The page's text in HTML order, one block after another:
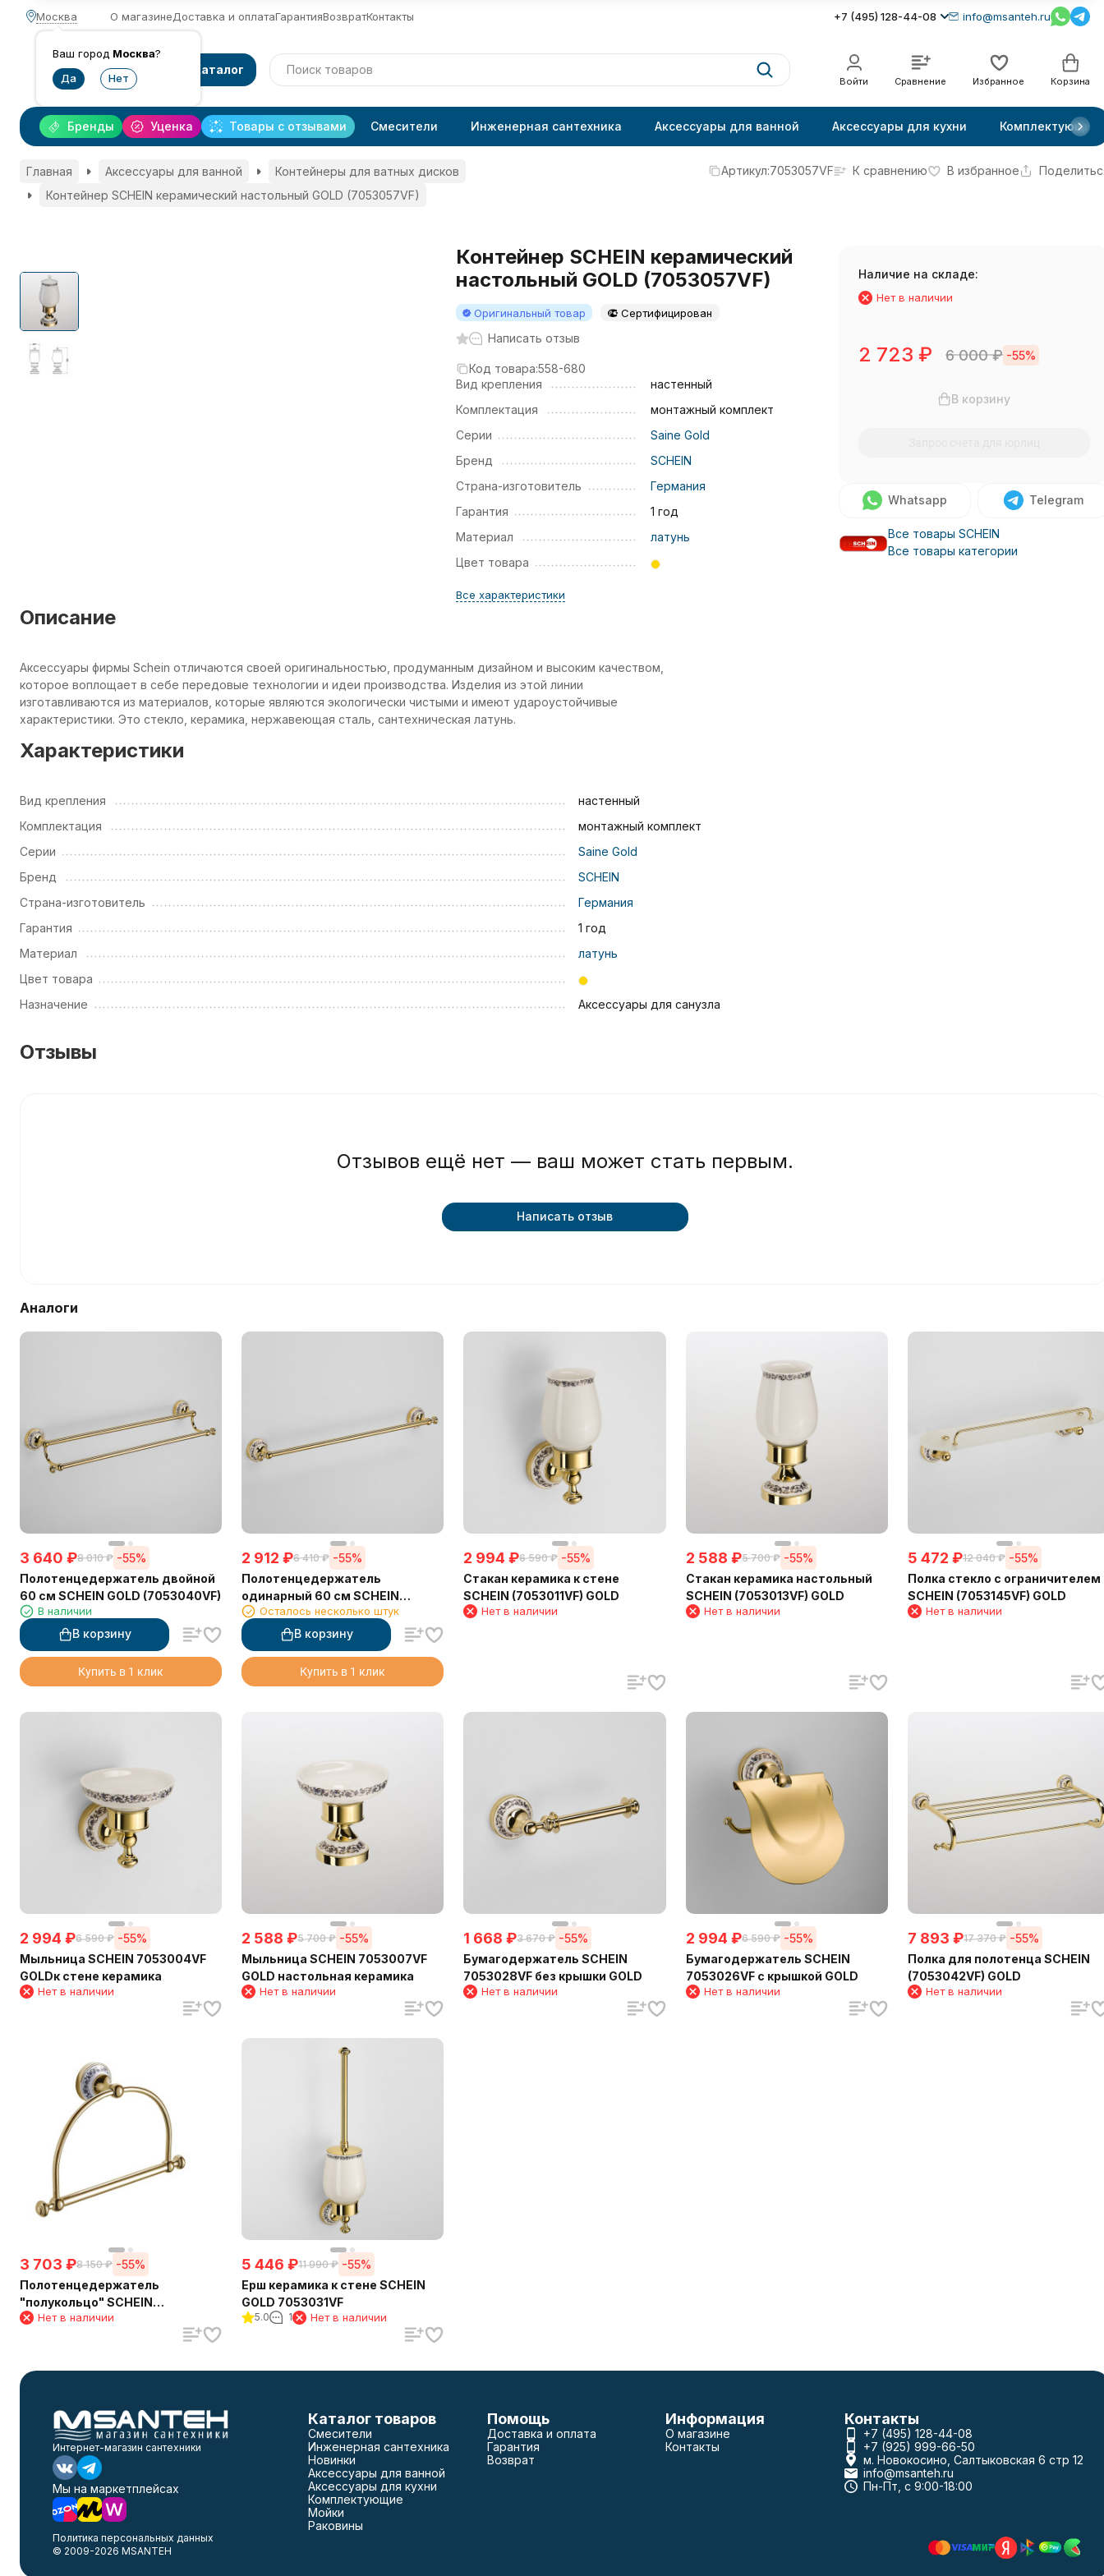
Москва
Ваш город Москва?
О магазинеДоставка и оплатаГарантияВозвратКонтакты +7 (495) 128-44-08 info@msanteh.ru
Каталог
Войти Сравнение Избранное Корзина
Уценка Товары с отзывами
Бренды Смесители Инженерная сантехника Аксессуары для ванной Аксессуары для кухни Комплектующие
Главная Аксессуары для ванной
Контейнеры для ватных дисков
Контейнер SCHEIN керамический настольный GOLD (7053057VF)
Артикул:7053057VF К сравнению В избранное
Контейнер SCHEIN керамический
настольный GOLD (7053057VF)
Оригинальный товар Сертифицирован
Написать отзыв
Код товара:558-680
Вид крепления
настенный
Комплектация
монтажный комплект
Серии
Saine Gold
Бренд
SCHEIN
Страна-изготовитель
Германия
Гарантия
1 год
Материал
латунь
Цвет товара
Все характеристики
Наличие на складе:
Нет в наличии
2 723 ₽ 6 000₽ -55%
В корзину
Whatsapp Telegram
Все товары SCHEIN
Все товары категории
Описание
Аксессуары фирмы Schein отличаются своей оригинальностью, продуманным дизайном и высоким качеством,
которое воплощает в себе передовые технологии и идеи производства. Изделия из этой линии
изготавливаются из материалов, которые являются экологически чистыми и имеют удароустойчивые
характеристики. Это стекло, керамика, нержавеющая сталь, сантехническая латунь.
Характеристики
Вид крепления
настенный
Комплектация
монтажный комплект
Серии
Saine Gold
Бренд
SCHEIN
Страна-изготовитель
Германия
Гарантия
1 год
Материал
латунь
Цвет товара
Назначение
Аксессуары для санузла
Отзывы
Отзывов ещё нет — ваш может стать первым.
Написать отзыв
Аналоги
3 640 ₽8 010 ₽ -55%
Полотенцедержатель двойной
60 см SCHEIN GOLD (7053040VF)
В наличии
В корзину
Купить в 1 клик
2 912 ₽6 410 ₽ -55%
Полотенцедержатель
одинарный 60 см SCHEIN
(7053037VF) GOLD
Осталось несколько штук
В корзину
Купить в 1 клик
2 994 ₽6 590 ₽ -55%
Стакан керамика к стене
SCHEIN (7053011VF) GOLD
Нет в наличии
2 588 ₽5 700 ₽ -55%
Стакан керамика настольный
SCHEIN (7053013VF) GOLD
Нет в наличии
5 472 ₽12 040 ₽ -55%
Полка стекло с ограничителем
SCHEIN (7053145VF) GOLD
Нет в наличии
2 994 ₽6 590 ₽ -55%
Мыльница SCHEIN 7053004VF
GOLDк стене керамика
Нет в наличии
2 588 ₽5 700 ₽ -55%
Мыльница SCHEIN 7053007VF
GOLD настольная керамика
Нет в наличии
1 668 ₽3 670 ₽ -55%
Бумагодержатель SCHEIN
7053028VF без крышки GOLD
Нет в наличии
2 994 ₽6 590 ₽ -55%
Бумагодержатель SCHEIN
7053026VF с крышкой GOLD
Нет в наличии
7 893 ₽17 370 ₽ -55%
Полка для полотенца SCHEIN
(7053042VF) GOLD
Нет в наличии
3 703 ₽8 150 ₽ -55%
Полотенцедержатель
"полукольцо" SCHEIN
(7053025VF) GOLD
Нет в наличии
5 446 ₽11 990 ₽ -55%
Ерш керамика к стене SCHEIN
GOLD 7053031VF
5.0 1 Нет в наличии
Интернет-магазин сантехники
Мы на маркетплейсах
Каталог товаров
Смесители
Инженерная сантехника
Новинки
Аксессуары для ванной
Аксессуары для кухни
Комплектующие
Мойки
Раковины
Помощь
Доставка и оплата
Гарантия
Возврат
Информация
О магазине
Контакты
Контакты
+7 (495) 128-44-08
+7 (925) 999-66-50
м. Новокосино, Салтыковская 6 стр 12
info@msanteh.ru
Пн-Пт, с 9:00-18:00
Политика персональных данных
© 2009-2026 MSANTEH